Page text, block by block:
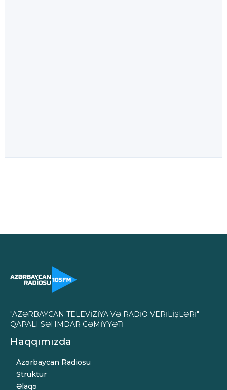
"AZƏRBAYCAN TELEVİZİYA VƏ RADİO VERİLİŞLƏRİ"
QAPALI SƏHMDAR CƏMİYYƏTİ
Haqqımızda
Azərbaycan Radiosu
Struktur
Əlaqə